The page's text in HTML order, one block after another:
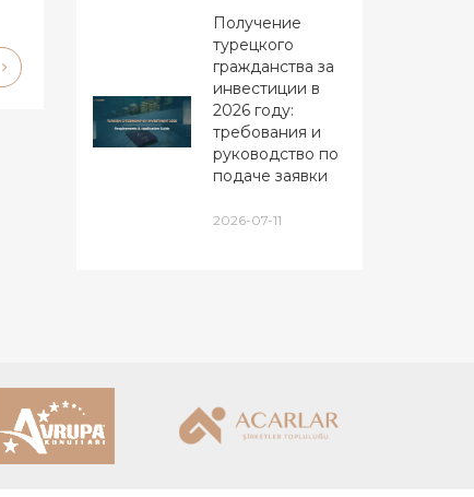
Получение
турецкого
гражданства за
инвестиции в
2026 году:
требования и
руководство по
подаче заявки
2026-07-11